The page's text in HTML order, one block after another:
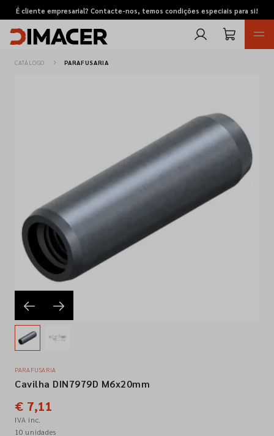
É cliente empresarial? Contacte-nos, temos condições especiais para si!
Pedidos de cotação
Marcas
Favoritos
Empresa
Contactos
Siga-nos nas redes sociais
CATÁLOGO PARAFUSARIA
PARAFUSARIA
Cavilha DIN7979D M6x20mm
€ 7,11
IVA inc.
10 unidades